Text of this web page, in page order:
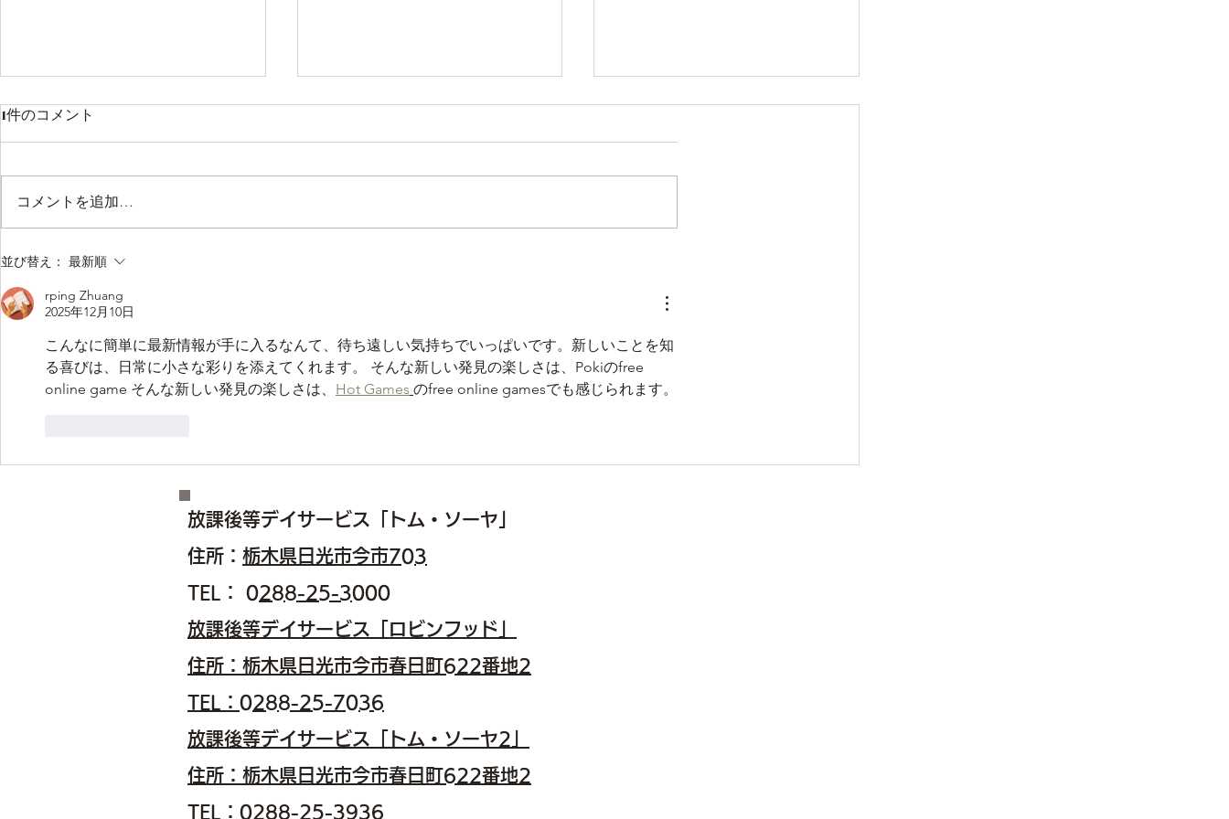
あけまして🍊おめでとうござ
います
1件のコメント
コメントを追加…
並び替え： 最新順
rping Zhuang
2025年12月10日
こんなに簡単に最新情報が手に入るなんて、待ち遠しい気持ちでいっぱいです。新しいことを知
る喜びは、日常に小さな彩りを添えてくれます。 そんな新しい発見の楽しさは、Pokiのfree
online game そんな新しい発見の楽しさは、 Hot Games のfree online gamesでも感じられます。
放課後等デイサービス 「トム・ソーヤ」
住所： 栃木県日光市今市703
TEL： 0288-25-3000
​放課後等デイサービス「ロビンフッド」
住所：栃木県日光市今市春日町622番地2
TEL：0288-25-7036
​放課後等デイサービス「トム・ソーヤ2」
住所：栃木県日光市今市春日町622番地2
​TEL：0288-25-3936